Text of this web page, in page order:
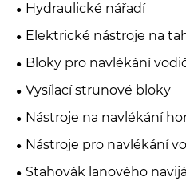
Hydraulické nářadí
Elektrické nástroje na
Bloky pro navlékání
Vysílací strunové bloky
Nástroje na navlékání
Nástroje pro navlékání
Stahovák lanového